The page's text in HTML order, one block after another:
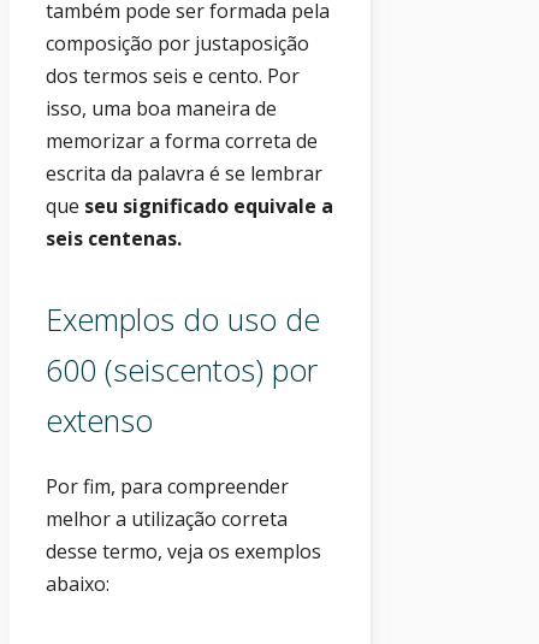
também pode ser formada pela
composição por justaposição
dos termos seis e cento. Por
isso, uma boa maneira de
memorizar a forma correta de
escrita da palavra é se lembrar
que seu significado equivale a
seis centenas.
Exemplos do uso de
600 (seiscentos) por
extenso
Por fim, para compreender
melhor a utilização correta
desse termo, veja os exemplos
abaixo: